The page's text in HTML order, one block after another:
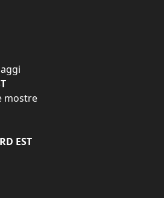
mostre
EST